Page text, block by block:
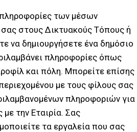
πληροφορίες των μέσων
στους Δικτυακούς Τόπους ή
να δημιουργήσετε ένα δημόσιο
πληροφορίες όπως
και πόλη. Μπορείτε επίσης
με τους φίλους σας
πληροφοριών για
την Εταιρία. Σας
τα εργαλεία που σας